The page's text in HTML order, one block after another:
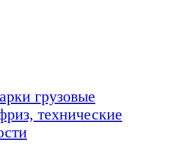
грузовые
технические